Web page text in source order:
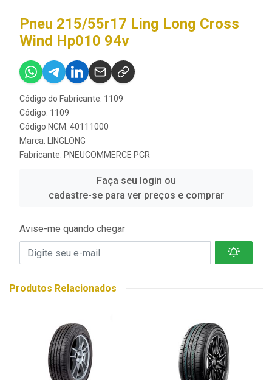
Pneu 215/55r17 Ling Long Cross
Wind Hp010 94v
Código do Fabricante: 1109
Código: 1109
Código NCM: 40111000
Marca:
LINGLONG
Fabricante: PNEUCOMMERCE PCR
Faça seu login ou
cadastre-se para ver preços e comprar
Avise-me quando chegar
Produtos Relacionados